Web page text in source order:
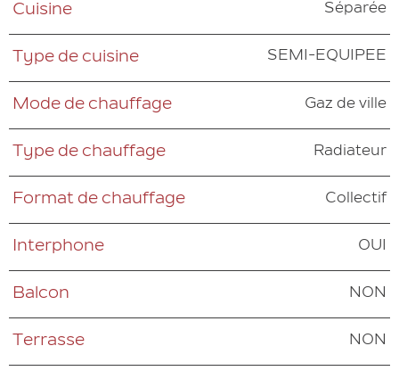
Cuisine Séparée
Type de cuisine SEMI-EQUIPEE
Mode de chauffage Gaz de ville
Type de chauffage Radiateur
Format de chauffage Collectif
Interphone OUI
Balcon NON
Terrasse NON